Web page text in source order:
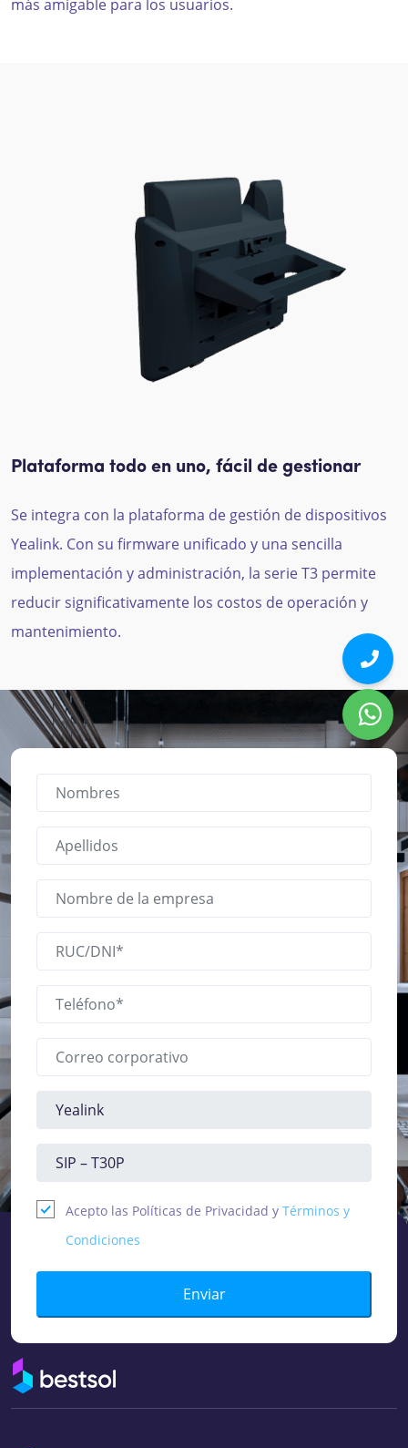
más amigable para los usuarios.
Plataforma todo en uno, fácil de gestionar
Se integra con la plataforma de gestión de dispositivos
Yealink. Con su firmware unificado y una sencilla
implementación y administración, la serie T3 permite
reducir significativamente los costos de operación y
mantenimiento.
Acepto las Políticas de Privacidad y Términos y
Condiciones
Enviar